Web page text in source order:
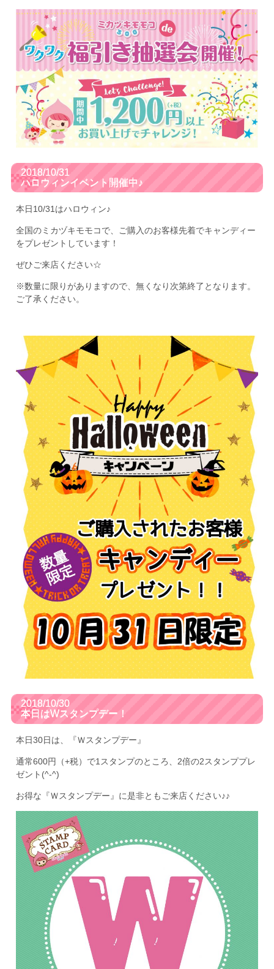
2018/10/31
ハロウィンイベント開催中♪
本日10/31はハロウィン♪
全国のミカヅキモモコで、ご購入のお客様先着でキャンディー
をプレゼントしています！
ぜひご来店ください☆
※数量に限りがありますので、無くなり次第終了となります。
ご了承ください。
2018/10/30
本日はWスタンプデー！
本日30日は、『Ｗスタンプデー』
通常600円（+税）で1スタンプのところ、2倍の2スタンププレ
ゼント(^-^)
お得な『Ｗスタンプデー』に是非ともご来店ください♪♪